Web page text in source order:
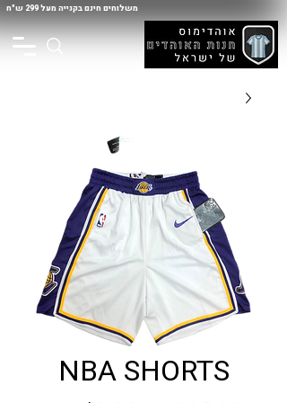
משלוחים חינם בקנייה מעל 299 ש"ח
NBA SHORTS